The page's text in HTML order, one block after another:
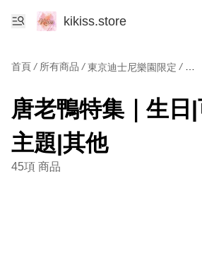
kikiss.store
首頁 / 所有商品 / 東京迪士尼樂園限定 /
唐老鴨特集｜生日
主題|其他
45項 商品